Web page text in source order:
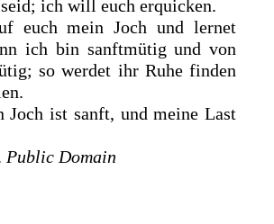
ich will euch erquicken.
euch mein Joch und lernet
ich bin sanftmütig und von
so werdet ihr Ruhe finden
Joch ist sanft, undmeine Last
Public Domain